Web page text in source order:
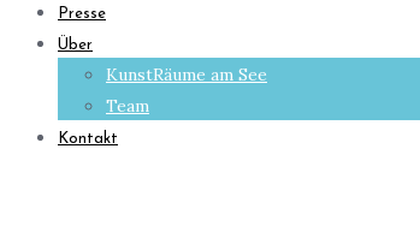
Presse
Über
KunstRäume am See
Team
Kontakt